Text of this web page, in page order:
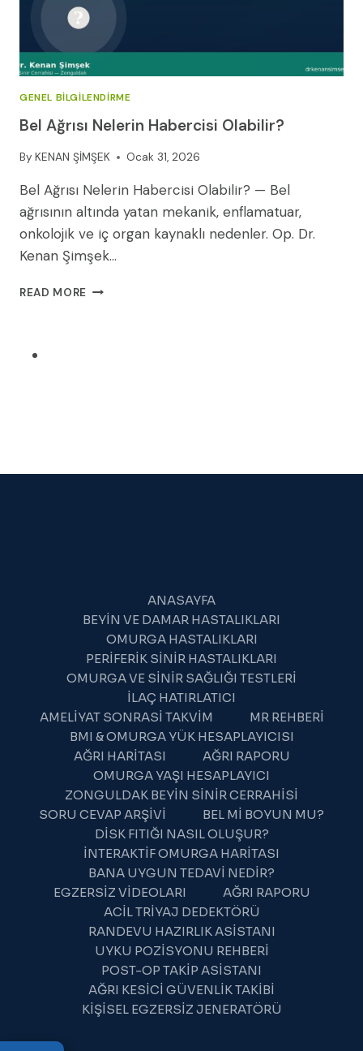
GENEL BILGILENDIRME
Bel Ağrısı Nelerin Habercisi Olabilir?
By KENAN ŞİMŞEK Ocak 31, 2026
Bel Ağrısı Nelerin Habercisi Olabilir? — Bel
ağrısının altında yatan mekanik, enflamatuar,
onkolojik ve iç organ kaynaklı nedenler. Op. Dr.
Kenan Şimşek…
READ MORE BEL
ANASAYFA
BEYIN VE DAMAR HASTALIKLARI
OMURGA HASTALIKLARI
PERIFERIK SINIR HASTALIKLARI
OMURGA VE SINIR SAĞLIĞI TESTLERI
İLAÇ HATIRLATICI
AMELIYAT SONRASI TAKVIM
MR REHBERI
BMI & OMURGA YÜK HESAPLAYICISI
AĞRI HARITASI
AĞRI RAPORU
OMURGA YAŞI HESAPLAYICI
ZONGULDAK BEYIN SINIR CERRAHISI
SORU CEVAP ARŞIVI
BEL MI BOYUN MU?
DISK FITIĞI NASIL OLUŞUR?
İNTERAKTIF OMURGA HARITASI
BANA UYGUN TEDAVI NEDIR?
EGZERSIZ VIDEOLARI
AĞRI RAPORU
ACIL TRIYAJ DEDEKTÖRÜ
RANDEVU HAZIRLIK ASISTANI
UYKU POZISYONU REHBERI
POST-OP TAKIP ASISTANI
AĞRI KESICI GÜVENLIK TAKIBI
KIŞISEL EGZERSIZ JENERATÖRÜ
WhatsApp Destek
Çevrimiçi — Hemen yanıtlıyoruz
06:28